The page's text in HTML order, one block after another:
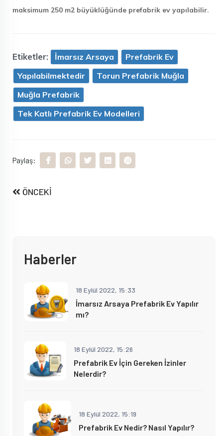
maksimum 250 m2 büyüklüğünde prefabrik ev yapılabilir.
Etiketler: İmarsız Arsaya
Prefabrik Ev
Yapılabilmektedir
Torun Prefabrik Muğla
Muğla Prefabrik
Tek Katlı Prefabrik Ev Modelleri
Paylaş:
ÖNCEKİ
Haberler
18 Eylül 2022, 15:33
İmarsız Arsaya Prefabrik Ev Yapılır
mı?
18 Eylül 2022, 15:26
Prefabrik Ev İçin Gereken İzinler
Nelerdir?
18 Eylül 2022, 15:19
Prefabrik Ev Nedir? Nasıl Yapılır?